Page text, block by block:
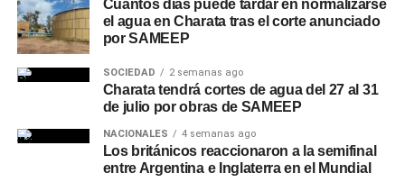
Cuántos días puede tardar en normalizarse
el agua en Charata tras el corte anunciado
por SAMEEP
SOCIEDAD 2 semanas ago
Charata tendrá cortes de agua del 27 al 31
de julio por obras de SAMEEP
NACIONALES 4 semanas ago
Los británicos reaccionaron a la semifinal
entre Argentina e Inglaterra en el Mundial